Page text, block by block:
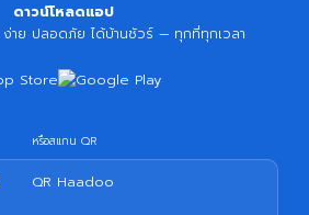
ดาวน์โหลดแอป
าย ปลอดภัย ได้บ้านชัวร์ — ทุกที่ทุกเวลา
หรือสแกน QR